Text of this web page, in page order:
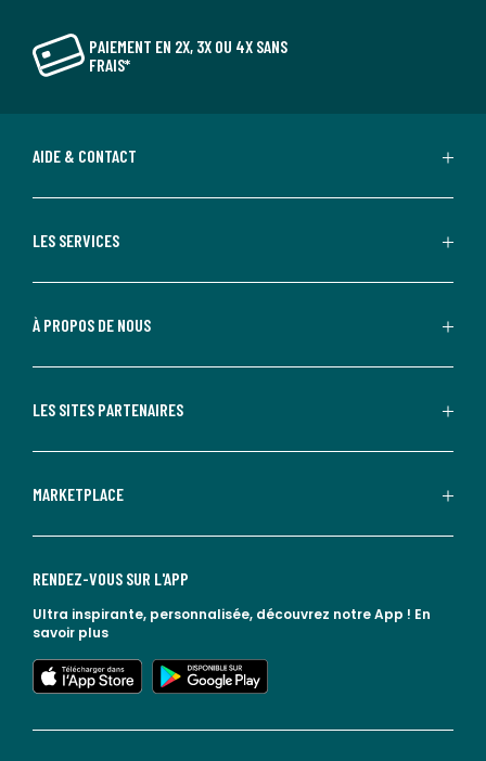
PAIEMENT EN 2X, 3X OU 4X SANS
FRAIS*
AIDE & CONTACT
LES SERVICES
À PROPOS DE NOUS
LES SITES PARTENAIRES
MARKETPLACE
RENDEZ-VOUS SUR L'APP
Ultra inspirante, personnalisée, découvrez notre App ! En
savoir plus
lien vers l'app store
lien vers google play